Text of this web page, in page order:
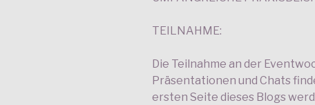
TEILNAHME:
Die Teilnahme an der
Präsentationen und Chats
ersten Seite dieses Blogs